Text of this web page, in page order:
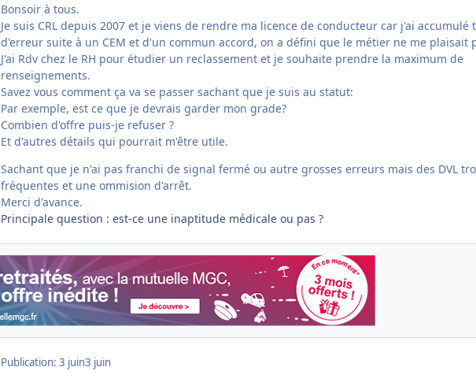
Bonsoir à tous.
Je suis CRL depuis 2007 et je viens de rendre ma licence de conducteur car j'ai accumulé
d'erreur suite à un CEM et d'un commun accord, on a défini que le métier ne me plaisait
J'ai Rdv chez le RH pour étudier un reclassement et je souhaite prendre la maximum de
renseignements.
Savez vous comment ça va se passer sachant que je suis au statut:
Par exemple, est ce que je devrais garder mon grade?
Combien d'offre puis-je refuser ?
Et d'autres détails qui pourrait m'être utile.
Sachant que je n'ai pas franchi de signal fermé ou autre grosses erreurs mais des DVL
fréquentes et une ommision d'arrêt.
Merci d'avance.
Principale question : est-ce une inaptitude médicale ou pas ?
Publication: 3 juin3 juin